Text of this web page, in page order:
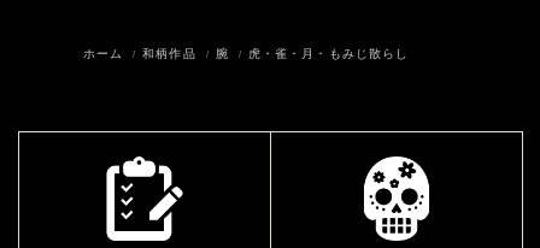
ホーム 和柄作品 腕 虎・雀・月・もみじ散らし